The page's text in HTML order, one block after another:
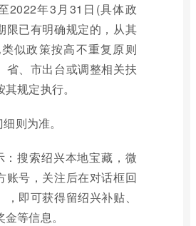
2022年3月31日(具体政
限已有明确规定的，从其
似政策按高不重复原则
省、市出台或调整相关扶
规定执行。
则为准。
：搜索绍兴本地宝藏，微
账号，关注后在对话框回
即可获得留绍兴补贴、
等信息。